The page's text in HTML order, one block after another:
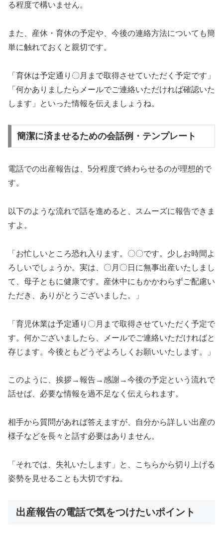
る程度で構いません。
また、産休・育休の予定や、今後の連絡方法についても簡
単に触れておくと親切です。
「育休は予定通り〇月まで取得させていただく予定です」
「何かありましたらメールでご連絡いただければ確認いた
します」といった情報を伝えましょうね。
簡潔に済ませるための会話例・テンプレート
電話での出産報告は、5分程度で終わらせるのが理想的で
す。
以下のような流れで話を進めると、スムーズに報告できま
すよ。
「お忙しいところ恐れ入ります。〇〇です。少しお時間よ
ろしいでしょうか。実は、〇月〇日に無事出産いたしまし
て、母子ともに健康です。産休中にもかかわらずご配慮い
ただき、ありがとうございました。」
「育児休業は予定通り〇月まで取得させていただく予定で
す。何かございましたら、メールでご連絡いただければと
存じます。今後ともどうぞよろしくお願いいたします。」
このように、挨拶→報告→感謝→今後の予定という流れで
話せば、必要な情報を過不足なく伝えられます。
相手から質問があれば答えますが、自分から詳しい出産の
様子などを長々と話す必要はありません。
「それでは、失礼いたします」と、こちらから切り上げる
姿勢を見せることも大切ですね。
出産報告の電話で気をつけたいポイント